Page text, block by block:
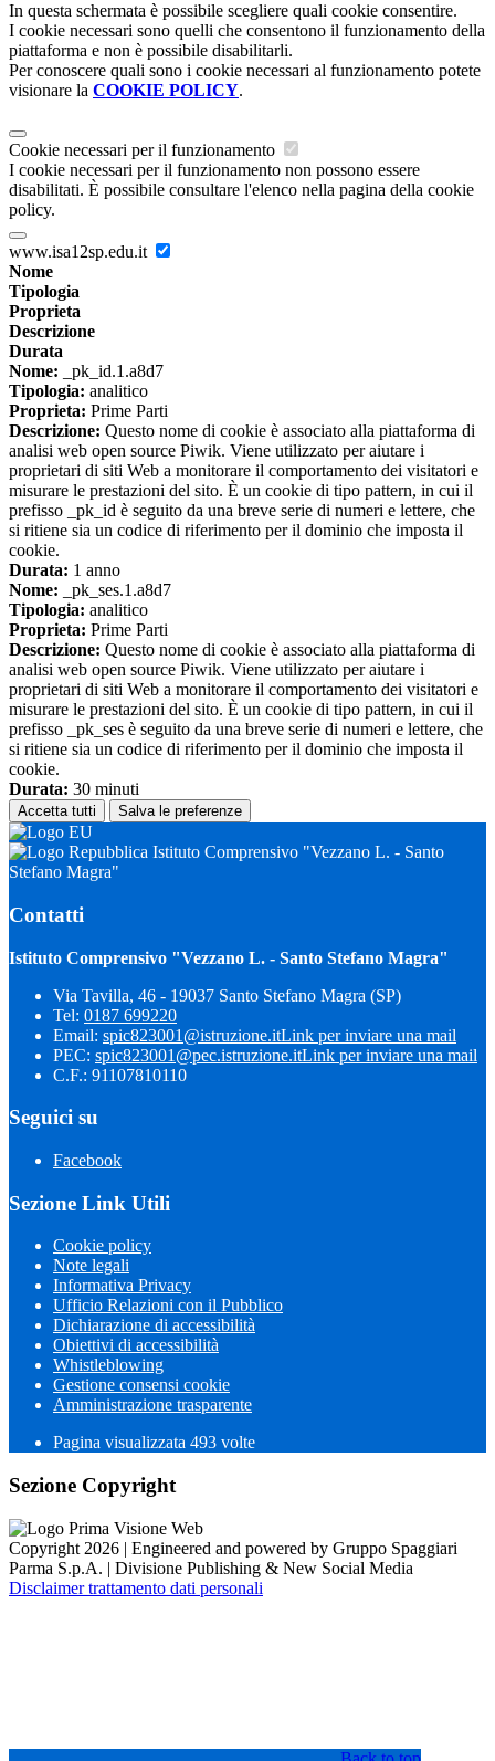
In questa schermata è possibile scegliere quali cookie consentire.
I cookie necessari sono quelli che consentono il funzionamento della
piattaforma e non è possibile disabilitarli.
Per conoscere quali sono i cookie necessari al funzionamento potete
visionare la COOKIE POLICY.
Cookie necessari per il funzionamento
I cookie necessari per il funzionamento non possono essere
disabilitati. È possibile consultare l'elenco nella pagina della cookie
policy.
www.isa12sp.edu.it
Nome
Tipologia
Proprieta
Descrizione
Durata
Nome: _pk_id.1.a8d7
Tipologia: analitico
Proprieta: Prime Parti
Descrizione: Questo nome di cookie è associato alla piattaforma di
analisi web open source Piwik. Viene utilizzato per aiutare i
proprietari di siti Web a monitorare il comportamento dei visitatori e
misurare le prestazioni del sito. È un cookie di tipo pattern, in cui il
prefisso _pk_id è seguito da una breve serie di numeri e lettere, che
si ritiene sia un codice di riferimento per il dominio che imposta il
cookie.
Durata: 1 anno
Nome: _pk_ses.1.a8d7
Tipologia: analitico
Proprieta: Prime Parti
Descrizione: Questo nome di cookie è associato alla piattaforma di
analisi web open source Piwik. Viene utilizzato per aiutare i
proprietari di siti Web a monitorare il comportamento dei visitatori e
misurare le prestazioni del sito. È un cookie di tipo pattern, in cui il
prefisso _pk_ses è seguito da una breve serie di numeri e lettere, che
si ritiene sia un codice di riferimento per il dominio che imposta il
cookie.
Durata: 30 minuti
Accetta tutti Salva le preferenze
Istituto Comprensivo "Vezzano L. - Santo
Stefano Magra"
Contatti
Istituto Comprensivo "Vezzano L. - Santo Stefano Magra"
Via Tavilla, 46 - 19037 Santo Stefano Magra (SP)
Tel: 0187 699220
Email: spic823001@istruzione.itLink per inviare una mail
PEC: spic823001@pec.istruzione.itLink per inviare una mail
C.F.: 91107810110
Seguici su
Facebook
Sezione Link Utili
Cookie policy
Note legali
Informativa Privacy
Ufficio Relazioni con il Pubblico
Dichiarazione di accessibilità
Obiettivi di accessibilità
Whistleblowing
Gestione consensi cookie
Amministrazione trasparente
Pagina visualizzata 493 volte
Sezione Copyright
Copyright 2026 | Engineered and powered by Gruppo Spaggiari
Parma S.p.A. | Divisione Publishing & New Social Media
Disclaimer trattamento dati personali